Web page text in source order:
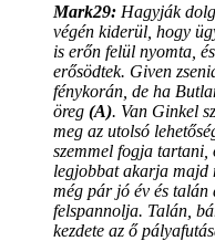
Mark29: Hagyják
végén kiderül, hogy
is erőn felül nyomta,
erősödtek. Given
fénykorán, de ha
öreg (A). Van Ginkel
meg az utolsó
szemmel fogja tartani,
legjobbat akarja majd
még pár jó év és talán
felspannolja. Talán,
kezdete az ő